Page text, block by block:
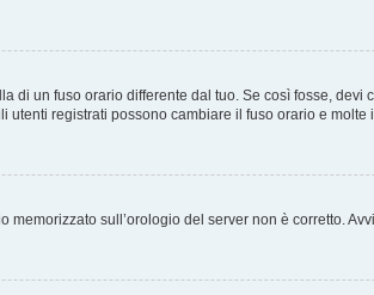
di un fuso orario differente dal tuo. Se così fosse,
registrati possono cambiare il fuso orario e molte
sull’orologio del server non è corretto.